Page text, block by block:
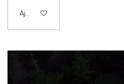
Ajouter au panier